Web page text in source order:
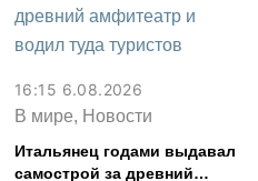
16:15 6.08.2026
В мире, Новости
Итальянец годами выдавал
самострой за древний